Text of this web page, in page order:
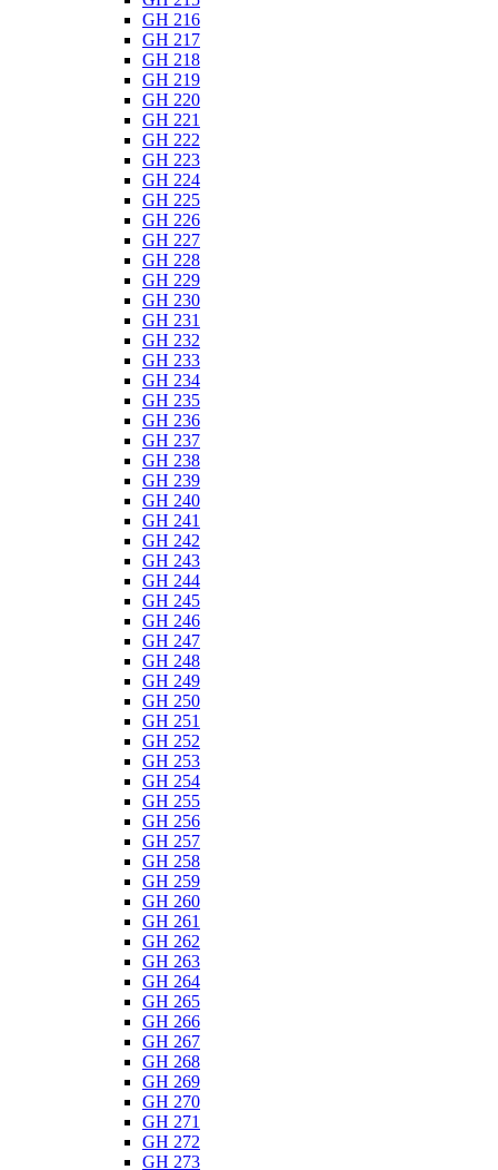
GH 216
GH 217
GH 218
GH 219
GH 220
GH 221
GH 222
GH 223
GH 224
GH 225
GH 226
GH 227
GH 228
GH 229
GH 230
GH 231
GH 232
GH 233
GH 234
GH 235
GH 236
GH 237
GH 238
GH 239
GH 240
GH 241
GH 242
GH 243
GH 244
GH 245
GH 246
GH 247
GH 248
GH 249
GH 250
GH 251
GH 252
GH 253
GH 254
GH 255
GH 256
GH 257
GH 258
GH 259
GH 260
GH 261
GH 262
GH 263
GH 264
GH 265
GH 266
GH 267
GH 268
GH 269
GH 270
GH 271
GH 272
GH 273